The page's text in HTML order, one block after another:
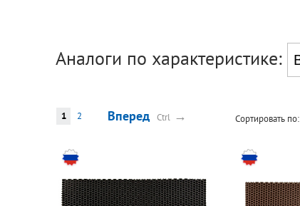
Аналоги по характеристике:
Вперед Ctrl →
1 2 Сортировать по: